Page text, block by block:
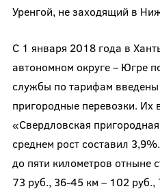
Уренгой, не заходящий в
С 1 января 2018 года в
автономном округе – Югре
службы по тарифам
пригородные перевозки. Их
«Свердловская
среднем рост составил
до пяти километров отныне
73 руб., 36-45 км – 102